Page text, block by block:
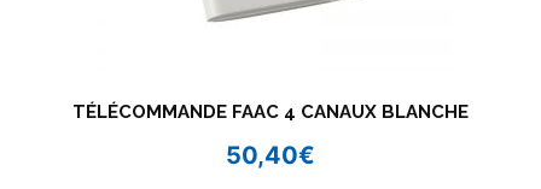
TÉLÉCOMMANDE FAAC 4 CANAUX BLANCHE
50,40€